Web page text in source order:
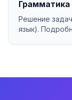
Решение
язык).